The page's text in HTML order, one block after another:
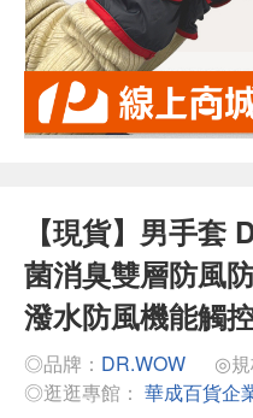
【現貨】男手套
菌消臭雙層防風
潑水防風機能觸
◎品牌： DR.WOW
◎規
◎逛逛專館： 華成百貨企